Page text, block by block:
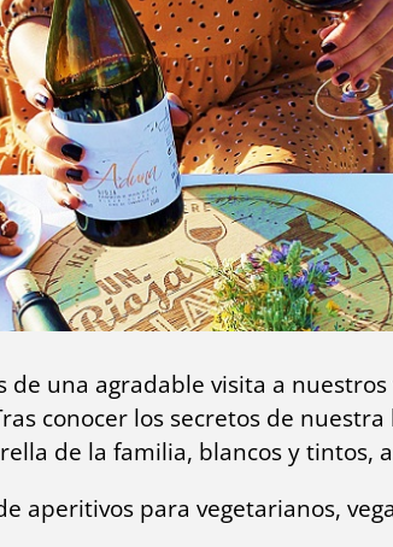
de una agradable visita a
conocer los secretos de
de la familia, blancos y
aperitivos para vegetarianos,